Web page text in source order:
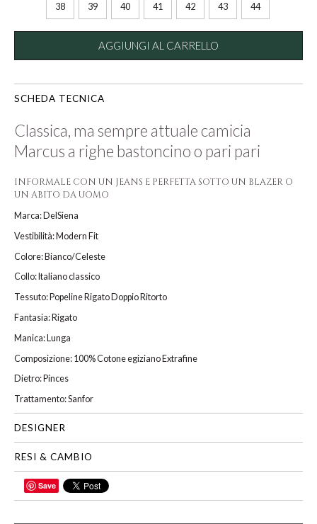
38 39 40 41 42 43 44
AGGIUNGI AL CARRELLO
SCHEDA TECNICA
Classica, ma sempre attuale camicia
Marcus a righe bastoncino o pari pari
INFORMALE CON UN JEANS E PERFETTA SOTTO UN BLAZER O
UN ABITO DA UOMO
Marca: DelSiena
Vestibilità: Modern Fit
Colore: Bianco/Celeste
Collo: Italiano classico
Tessuto: Popeline Rigato Doppio Ritorto
Fantasia: Rigato
Manica: Lunga
Composizione: 100% Cotone egiziano Extrafine
Dietro: Pinces
Trattamento: Sanfor
DESIGNER
RESI & CAMBIO
CONDIVIDI
Save